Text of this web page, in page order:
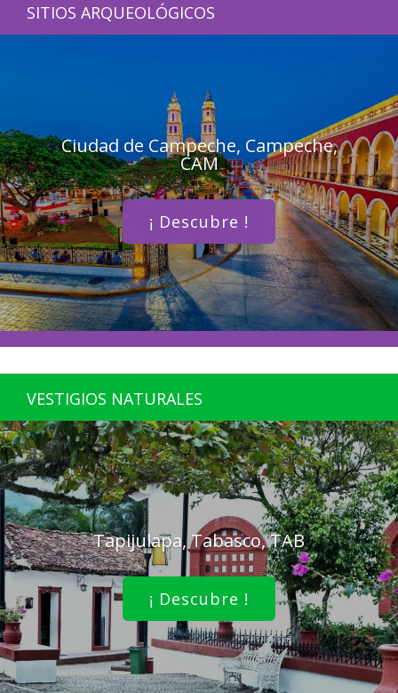
SITIOS ARQUEOLÓGICOS
Ciudad de Campeche, Campeche,
CAM
¡ Descubre !
VESTIGIOS NATURALES
Tapijulapa, Tabasco, TAB
¡ Descubre !